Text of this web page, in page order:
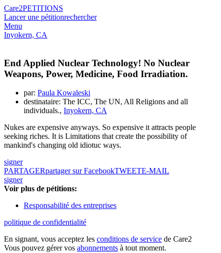
Care2PETITIONS
Lancer une pétitionrechercher
Menu
Inyokern, CA
End Applied Nuclear Technology! No Nuclear
Weapons, Power, Medicine, Food Irradiation.
par: Paula Kowaleski
destinataire: The ICC, The UN, All Religions and all
individuals., Inyokern, CA
Nukes are expensive anyways. So expensive it attracts people
seeking riches. It is Limitations that create the possibility of
mankind's changing old idiotuc ways.
signer
PARTAGERpartager sur FacebookTWEETE-MAIL
signer
Voir plus de pétitions:
Responsabilité des entreprises
politique de confidentialité
En signant, vous acceptez les conditions de service de Care2
Vous pouvez gérer vos abonnements à tout moment.